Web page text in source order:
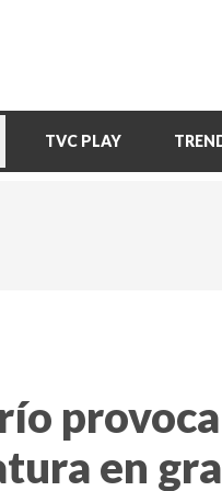
TVC PLAY
en